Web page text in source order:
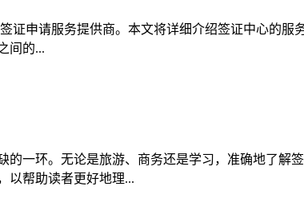
证申请服务提供商。本文将详细介绍签证中心的服
间的...
一环。无论是旅游、商务还是学习，准确地了解
以帮助读者更好地理...